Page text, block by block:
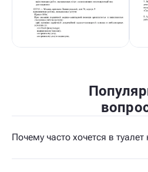
Почему часто хочется в туалет